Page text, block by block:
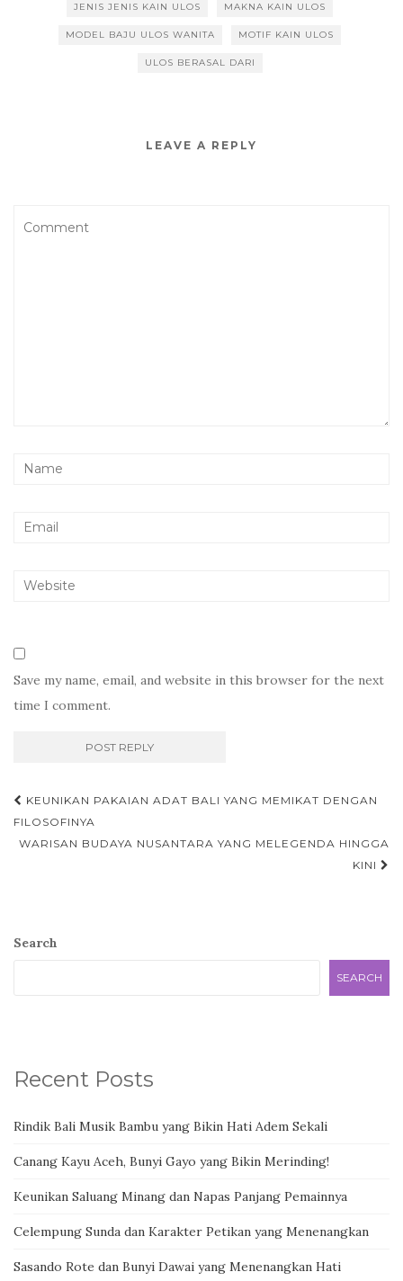
JENIS JENIS KAIN ULOS MAKNA KAIN ULOS
MODEL BAJU ULOS WANITA MOTIF KAIN ULOS
ULOS BERASAL DARI
LEAVE A REPLY
Save my name, email, and website in this browser for the next
time I comment.
Post
navigation
KEUNIKAN PAKAIAN ADAT BALI YANG MEMIKAT DENGAN
FILOSOFINYA
WARISAN BUDAYA NUSANTARA YANG MELEGENDA HINGGA
KINI
Search
SEARCH
Recent Posts
Rindik Bali Musik Bambu yang Bikin Hati Adem Sekali
Canang Kayu Aceh, Bunyi Gayo yang Bikin Merinding!
Keunikan Saluang Minang dan Napas Panjang Pemainnya
Celempung Sunda dan Karakter Petikan yang Menenangkan
Sasando Rote dan Bunyi Dawai yang Menenangkan Hati